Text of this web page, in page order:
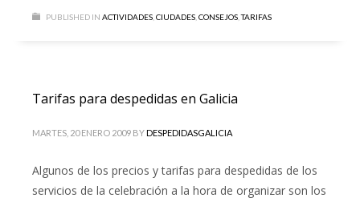
PUBLISHED IN ACTIVIDADES CIUDADES CONSEJOS ,TARIFAS
Tarifas para despedidas en Galicia
MARTES, 20 ENERO 2009 BYDESPEDIDASGALICIA
Algunos de los precios y tarifas para despedidas de los
servicios de la celebración a la hora de organizar son los